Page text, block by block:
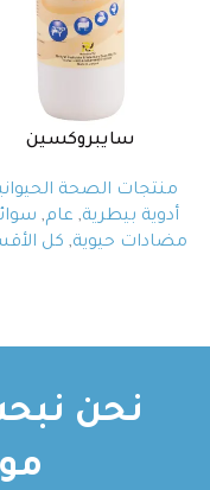
سايبروكسين
منتجات الصحة
أدوية بيطرية, عام,
مضادات حيوية, كل
نحن